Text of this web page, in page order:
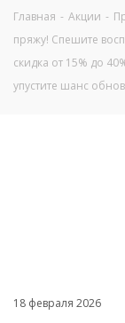
Главная - Акции -
пряжу! Спешите
скидка от 15% до
упустите шанс
18 февраля 2026